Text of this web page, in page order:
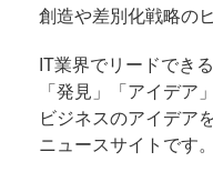
創造や差別化戦略の
IT業界でリードでき
「発見」「アイデア
ビジネスのアイデア
ニュースサイトです。